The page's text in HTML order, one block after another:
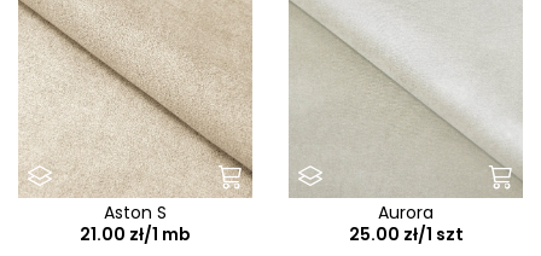
Aston S
21.00 zł/1 mb
Aurora
25.00 zł/1 szt